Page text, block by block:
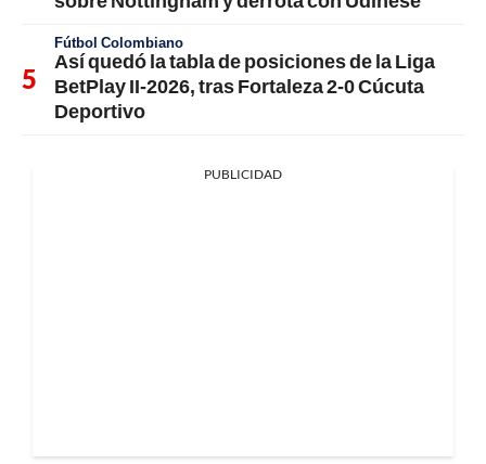
Fútbol Colombiano
Así quedó la tabla de posiciones de la Liga
BetPlay II-2026, tras Fortaleza 2-0 Cúcuta
Deportivo
PUBLICIDAD